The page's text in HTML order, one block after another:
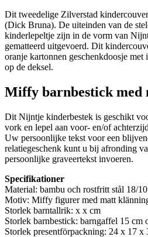
Dit tweedelige Zilverstad
(Dick Bruna). De uiteinden van de
kinderlepeltje zijn in de vorm van
gematteerd uitgevoerd. Dit
oranje kartonnen geschenkdoosje
op de deksel.
Miffy barnbestick med
Dit Nijntje kinderbestek is geschikt
vork en lepel aan voor- en/of
Uw persoonlijke tekst voor een
relatiegeschenk kunt u bij afronding
persoonlijke graveertekst invoeren.
Specifikationer
Material: bambu och rostfritt stål 18/
Motiv: Miffy figurermed matt
Storlek barntallrik: x x cm
Storlek barnbestick: barngaffel 15 cm
Storlek presentförpackning: 24 x 17 x